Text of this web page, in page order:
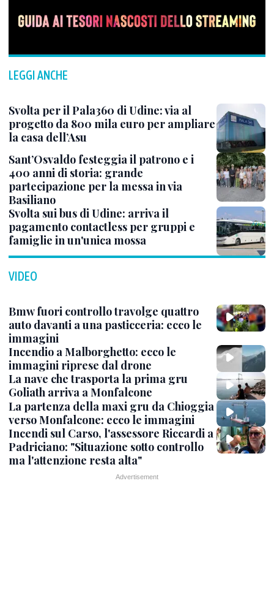
LEGGI ANCHE
Svolta per il Pala360 di Udine: via al
progetto da 800 mila euro per ampliare
la casa dell’Asu
Sant’Osvaldo festeggia il patrono e i
400 anni di storia: grande
partecipazione per la messa in via
Basiliano
Svolta sui bus di Udine: arriva il
pagamento contactless per gruppi e
famiglie in un'unica mossa
VIDEO
Bmw fuori controllo travolge quattro
auto davanti a una pasticceria: ecco le
immagini
Incendio a Malborghetto: ecco le
immagini riprese dal drone
La nave che trasporta la prima gru
Goliath arriva a Monfalcone
La partenza della maxi gru da Chioggia
verso Monfalcone: ecco le immagini
Incendi sul Carso, l'assessore Riccardi a
Padriciano: "Situazione sotto controllo
ma l'attenzione resta alta"